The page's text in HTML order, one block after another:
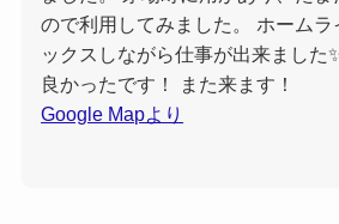
ので利用してみました。 ホームラ
ックスしながら仕事が出来ました
良かったです！ また来ます！
Google Mapより